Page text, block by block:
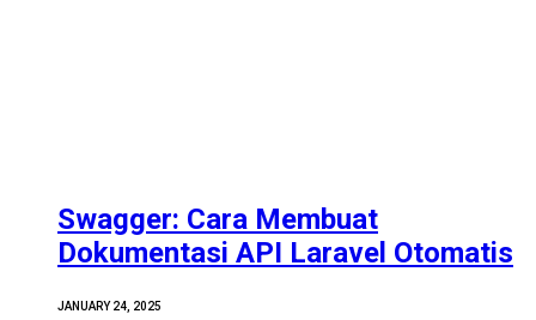
Swagger: Cara Membuat
Dokumentasi API Laravel Otomatis
JANUARY 24, 2025